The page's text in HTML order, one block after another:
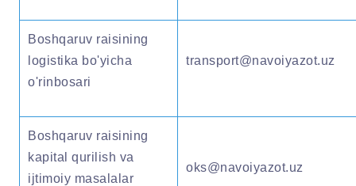
Boshqaruv raisining
logistika bo'yicha
o'rinbosari
transport@navoiyazot.uz
Boshqaruv raisining
kapital qurilish va
ijtimoiy masalalar
oks@navoiyazot.uz